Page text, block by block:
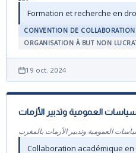
Formation et recherche en
CONVENTION DE COLLABORATION
ORGANISATION À BUT NON
19 oct. 2024
العمومية وتدبير الأزمات
العمومية وتدبير الأزمات بالمغرب
Collaboration académique